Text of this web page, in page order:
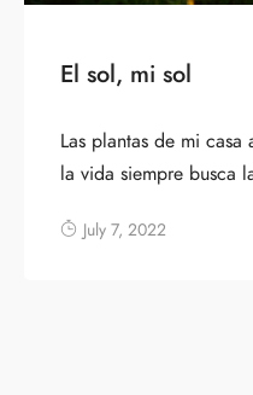
El sol, mi sol
Las plantas de mi
la vida siempre busca
July 7, 2022